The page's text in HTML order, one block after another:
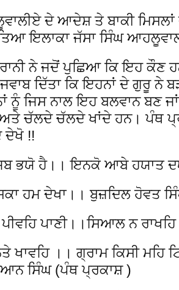
ਦੇ ਆਦੇਸ਼ ਤੇ ਬਾਕੀ
ਇਲਾਕਾ ਜੱਸਾ ਸਿੰਘ
ਨੇ ਜਦੋਂ ਪੁਛਿਆ ਕਿ ਇਹ ਕੌਣ
ਦਿੱਤਾ ਕਿ ਇਹਨਾਂ ਦੇ ਗੁਰੂ ਨੇ
ਨੂੰ ਜਿਸ ਨਾਲ ਇਹ ਬਲਵਾਨ ਬਣ
ਚੱਲਦੇ ਚੱਲਦੇ ਖਾਂਦੇ ਹਨ। ਪੰਥ
ਦੇਖੋ !!
ਭਯੋ ਹੈ।। ਇਨਕੋ ਆਬੇ ਹਯਾਤ
ਹਮ ਦੇਖਾ।। ਬੁਜ਼ਦਿਲ ਹੋਵਤ
ਪਾਣੀ।।ਸਿਆਲ ਨ
ਖਾਵਹਿ ।। ਗ੍ਰਾਮ ਕਿਸੀ ਮਹਿ
ਸਿੰਘ (ਪੰਥ ਪ੍ਰਕਾਸ਼ )